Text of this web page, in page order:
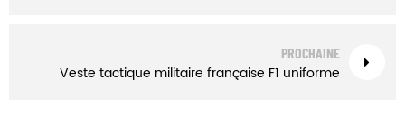
PROCHAINE
Veste tactique militaire française F1 uniforme